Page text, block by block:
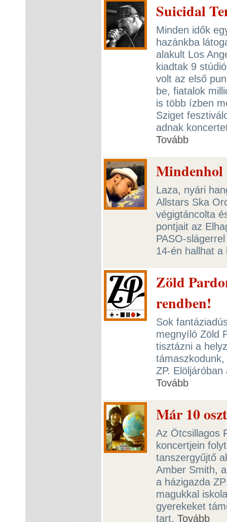
Suicidal
Minden idők
hazánkba
alakult Los
kiadtak 9
volt az első
be, fiatalok
is több ízben
Sziget
adnak
Tovább
Laza, nyári
Allstars Ska
végigtáncolta
pontjait az
PASO-
14-én hallhat
Zöld
rendben!
Sok
megnyíló Zöld
tisztázni a
ZP.
Tovább
Már 10
Az Ötcsillagos
koncertjein
tanszergyűjtő
Amber Smith,
a házigazda
magukkal
gyerekeket
tart. Tovább